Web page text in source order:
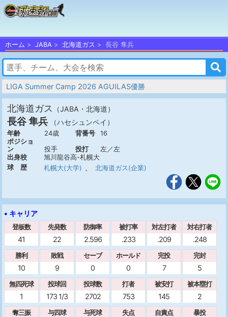
ホーム JABA 北海道ガス 長谷 隼兵
LIGA Summer Camp 2026 AGUILAS優勝
北海道ガス （JABA・北海道）
長谷 隼兵 （ハセシュンペイ）
年齢 24歳 背番号
16
ポジショ
ン
投手 投打
左／左
出身校
旭川龍谷高-札幌大
球 歴
札幌大(大学) 、 北海道ガス(企業)
• キャリア
登板数
41
先発数
22
防御率
2.596
被打率
.233
対左打者
.209
対右打者
.248
勝利
10
敗戦
9
セーブ
0
ホールド
0
完投
7
完封
5
無四死球
1
投球回
173 1/3
投球数
2702
打者
753
被安打
145
被本塁打
2
奪三振 与四球 与死球 失点 自責点 暴投